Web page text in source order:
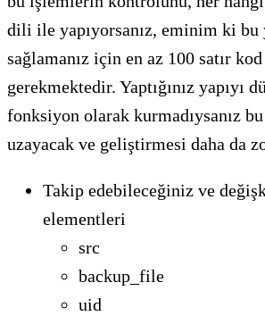
dili ile yapıyorsanız, eminim ki bu
sağlamanız için en az 100 satır
gerekmektedir. Yaptığınız yapıyı
fonksiyon olarak kurmadıysanız
uzayacak ve geliştirmesi daha da
Takip edebileceğiniz ve
elementleri
src
backup_file
uid